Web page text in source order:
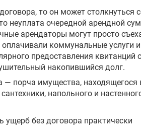
то он может столкнуться
неуплата очередной арендной
арендаторы могут просто
коммунальные услуги и
предоставления квитанций
накопившийся долг.
— порча имущества, находящегося
напольного и
ущерб без договора практически